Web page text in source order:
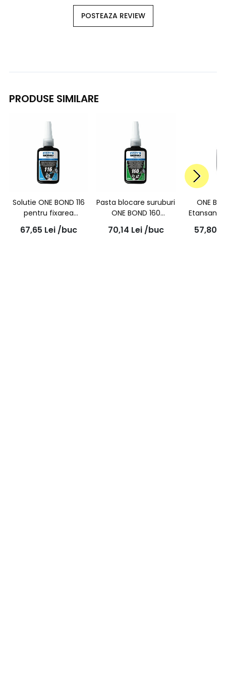
POSTEAZA REVIEW
PRODUSE SIMILARE
Solutie ONE BOND 116
pentru fixarea
pieselor filetate,
rezistenta medie
67,65 Lei /buc
Pasta blocare suruburi
ONE BOND 160
rezistenta mare, 50ml
70,14 Lei /buc
ONE
Etansant
57,80